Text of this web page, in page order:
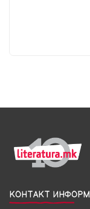
КОНТАКТ